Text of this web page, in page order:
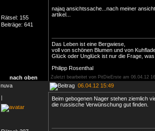
Rätsel: 155
Beiträge: 641
najaq ansichtssache...nach meiner
artikel...
Das Leben ist eine Bergwiese,
voll von schönen Blumen und von
Glück oder Unglück ist nur die Frage,
Philipp Rosenthal
nach oben
Zuletzt bearbeitet von PitDieErste am 06.04.12
nuva
06.04.12 15:49
|
Beim gebogenen Nager stehen ziemlich
die russische Verwünschung gut finden.